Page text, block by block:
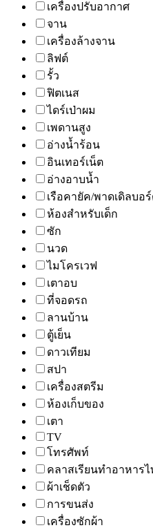
เครื่องปรับอากาศ
จาน
เครื่องล้างจาน
ลิฟต์
รั้ว
ฟิตเนส
ไดร์เป่าผม
เพดานสูง
อ่างน้ำร้อน
อินเทอร์เน็ต
อ่างอาบน้ำ
เรือคายัค/พาดเดิลบอ
ห้องสำหรับเด็ก
ซัก
นวด
ไมโครเวฟ
เตาอบ
ที่จอดรถ
ลานบ้าน
ตู้เย็น
ดาวเทียม
สปา
เครื่องสตรีม
ห้องเก็บของ
เตา
TV
โทรศัพท์
คลาสเรียนทำอาหารไ
ผ้าเช็ดตัว
การขนส่ง
เครื่องซักผ้า